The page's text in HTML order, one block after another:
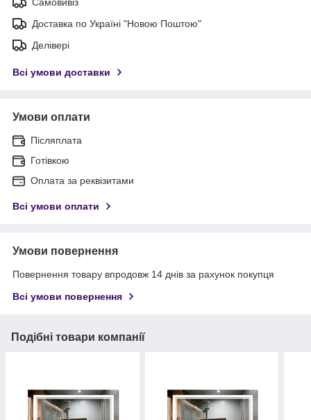
Доставка по Україні "Новою Поштою"
Делівері
Всі умови доставки
Умови оплати
Післяплата
Готівкою
Оплата за реквізитами
Всі умови оплати
Умови повернення
Повернення товару впродовж 14 днів за рахунок покупця
Всі умови повернення
Подібні товари компанії